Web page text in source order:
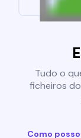
Tudo o
ficheiros
Como